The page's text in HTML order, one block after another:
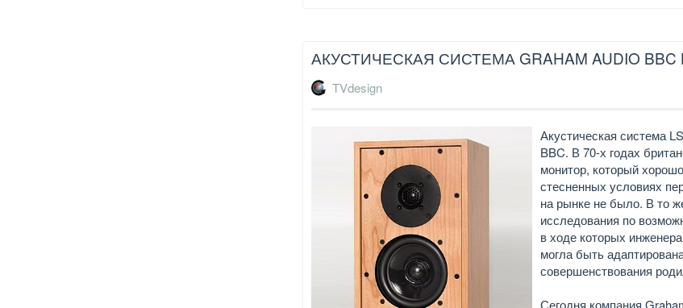
АКУСТИЧЕСКАЯ СИСТЕМА GRAHAM AUDIO BBC
TVdesign
Акустическая система
BBC. В 70-х годах
монитор, который
стесненных условиях
на рынке не было. В то
исследования по
в ходе которых
могла быть
совершенствования
Сегодня компания